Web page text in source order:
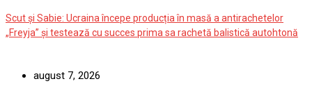
Scut și Sabie: Ucraina începe producția în masă a antirachetelor
„Freyja” și testează cu succes prima sa rachetă balistică autohtonă
august 7, 2026